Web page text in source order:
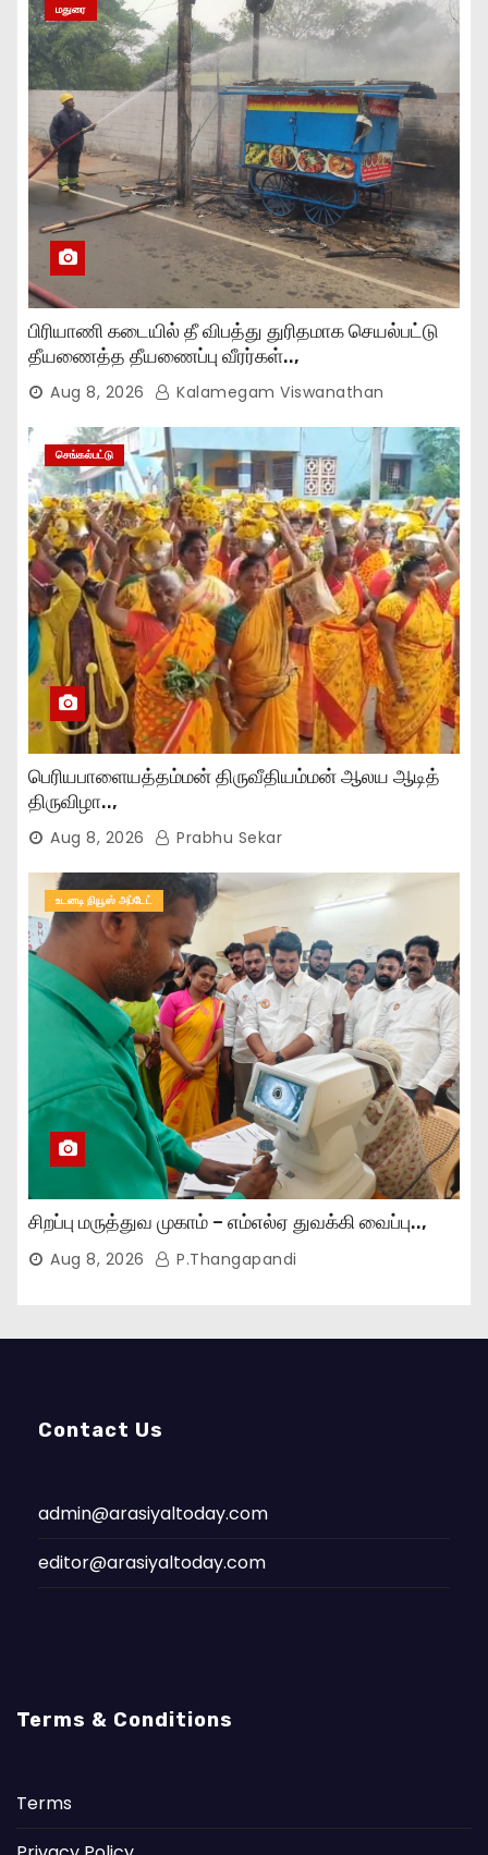
மதுரை
பிரியாணி கடையில் தீ விபத்து துரிதமாக செயல்பட்டு
தீயணைத்த தீயணைப்பு வீரர்கள்..,
Aug 8, 2026 Kalamegam Viswanathan
செங்கல்பட்டு
பெரியபாளையத்தம்மன் திருவீதியம்மன் ஆலய ஆடித்
திருவிழா..,
Aug 8, 2026 Prabhu Sekar
உடனடி நியூஸ் அப்டேட்
சிறப்பு மருத்துவ முகாம் – எம்எல்ஏ துவக்கி வைப்பு..,
Aug 8, 2026 P.Thangapandi
Contact Us
admin@arasiyaltoday.com
editor@arasiyaltoday.com
Terms & Conditions
Terms